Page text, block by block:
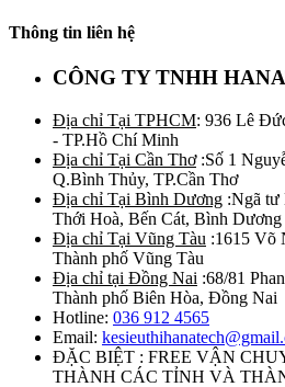
Thông tin liên hệ
CÔNG TY TNHH
Địa chỉ Tại TPHCM: 936 Lê
- TP.Hồ Chí Minh
Địa chỉ Tại Cần Thơ:Số 1
Q.Bình Thủy, TP.Cần Thơ
Địa chỉ Tại Bình Dương :Ngã
Thới Hoà, Bến Cát, Bình Dương
Địa chỉ Tại Vũng Tàu :1615 Võ
Thành phố Vũng Tàu
Địa chỉ tại Đồng Nai :68/81
Thành phố Biên Hòa, Đồng Nai
Hotline: 036 912 4565
Email:
ĐẶC BIỆT : FREE VẬN
THÀNH CÁC TỈNH VÀ